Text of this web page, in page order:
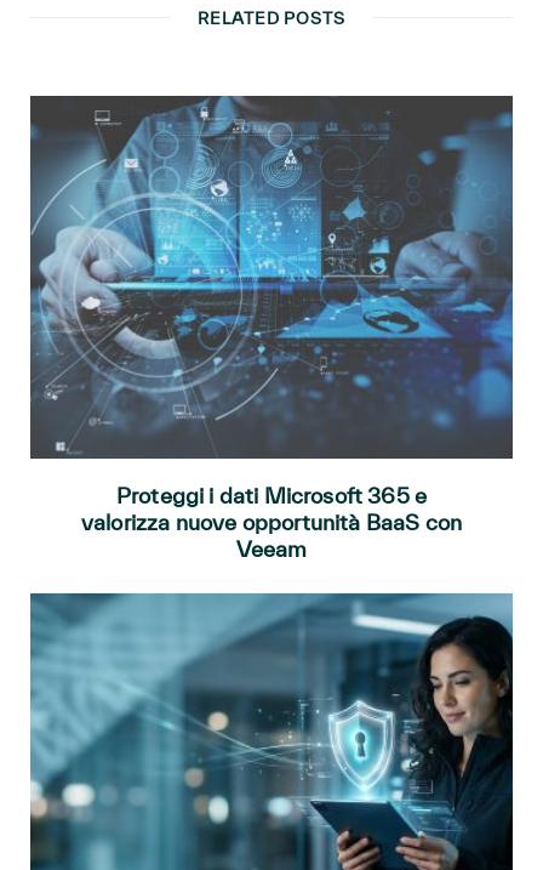
RELATED POSTS
Proteggi i dati Microsoft 365 e
valorizza nuove opportunità BaaS con
Veeam